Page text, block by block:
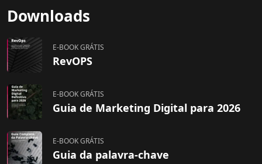
Downloads
E-BOOK GRÁTIS
RevOPS
E-BOOK GRÁTIS
Guia de Marketing Digital para 2026
E-BOOK GRÁTIS
Guia da palavra-chave